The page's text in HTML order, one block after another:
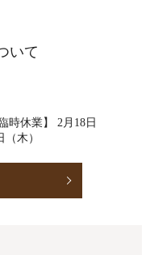
いて
時休業】 2月18日
木）